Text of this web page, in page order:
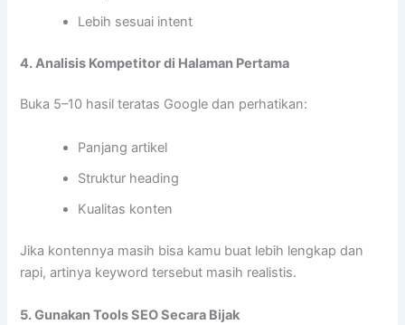
Lebih sesuai intent
4. Analisis Kompetitor di Halaman Pertama
Buka 5–10 hasil teratas Google dan perhatikan:
Panjang artikel
Struktur heading
Kualitas konten
Jika kontennya masih bisa kamu buat lebih lengkap dan
rapi, artinya keyword tersebut masih realistis.
5. Gunakan Tools SEO Secara Bijak